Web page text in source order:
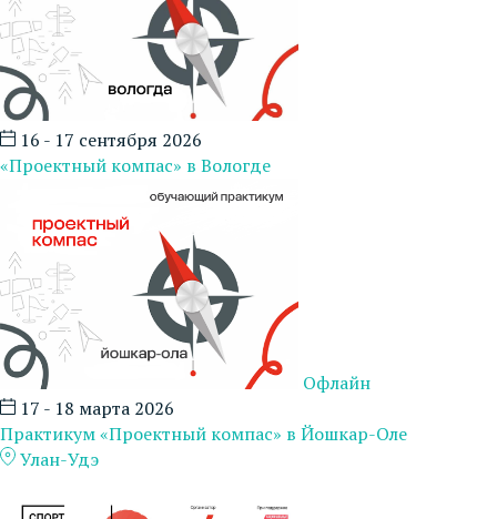
16 - 17 сентября 2026
«Проектный компас» в Вологде
Офлайн
17 - 18 марта 2026
Практикум «Проектный компас» в Йошкар-Оле
Улан-Удэ